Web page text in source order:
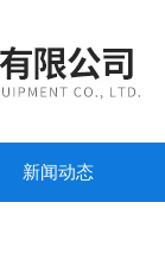
新闻动态